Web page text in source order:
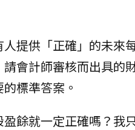
提供「正確」的未來
會計師審核而出具的
標準答案。
餘就一定正確嗎？我